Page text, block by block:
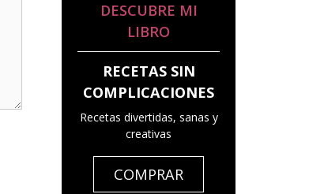
DESCUBRE MI
LIBRO
RECETAS SIN
COMPLICACIONES
Recetas divertidas, sanas y
creativas
COMPRAR